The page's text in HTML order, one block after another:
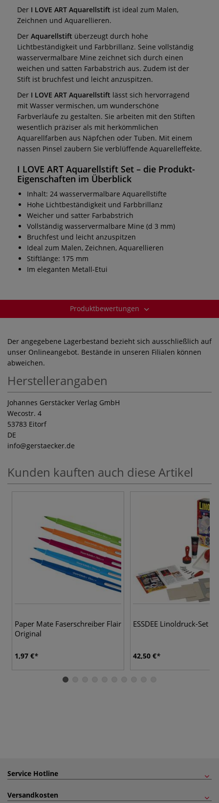
Der I LOVE ART Aquarellstift ist ideal zum Malen,
Zeichnen und Aquarellieren.
Der Aquarellstift überzeugt durch hohe
Lichtbeständigkeit und Farbbrillanz. Seine vollständig
wasservermalbare Mine zeichnet sich durch einen
weichen und satten Farbabstrich aus. Zudem ist der
Stift ist bruchfest und leicht anzuspitzen.
Der I LOVE ART Aquarellstift lässt sich hervorragend
mit Wasser vermischen, um wunderschöne
Farbverläufe zu gestalten. Sie arbeiten mit den Stiften
wesentlich präziser als mit herkömmlichen
Aquarellfarben aus Näpfchen oder Tuben. Mit einem
nassen Pinsel zaubern Sie verblüffende Aquarelleffekte.
I LOVE ART Aquarellstift Set – die Produkt-
Eigenschaften im Überblick
Inhalt: 24 wasservermalbare Aquarellstifte
Hohe Lichtbeständigkeit und Farbbrillanz
Weicher und satter Farbabstrich
Vollständig wasservermalbare Mine (d 3 mm)
Bruchfest und leicht anzuspitzen
Ideal zum Malen, Zeichnen, Aquarellieren
Stiftlänge: 175 mm
Im eleganten Metall-Etui
Produktbewertungen
Der angegebene Lagerbestand bezieht sich ausschließlich auf
unser Onlineangebot. Bestände in unseren Filialen können
abweichen.
Herstellerangaben
Johannes Gerstäcker Verlag GmbH
Wecostr. 4
53783 Eitorf
DE
info@gerstaecker.de
Kunden kauften auch diese Artikel
Paper Mate Faserschreiber Flair
Original
1,97 €
ESSDEE Linoldruck-Set
42,50 €
Service Hotline
Versandkosten